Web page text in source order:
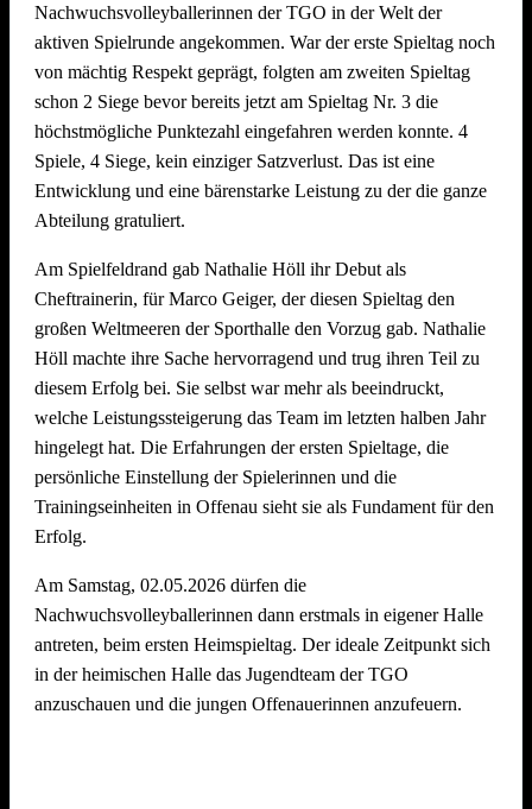
5.
Die drei Muscheltiere
Die Aperolis
7.
Strandkinder
8.
Die Gartenzwerge
9.
Auf die Mütze
10.
Knaller
11.
Die Heilige Dreifaltigkeit
Wir freuen uns schon jetzt auf den5. Offenauer
Beachvolleyball Cup Ende Juni 2027– und hoffen, euch
alle (wieder) auf dem Sand begrüßen zu dürfen!
Nachwuchsvolleyballerinnen der TGO in der Welt der
aktiven Spielrunde angekommen. War der erste Spieltag noch
von mächtig Respekt geprägt, folgten am zweiten Spieltag
schon 2 Siege bevor bereits jetzt am Spieltag Nr. 3 die
höchstmögliche Punktezahl eingefahren werden konnte. 4
Spiele, 4 Siege, kein einziger Satzverlust. Das ist eine
Entwicklung und eine bärenstarke Leistung zu der die ganze
Abteilung gratuliert.
Am Spielfeldrand gab Nathalie Höll ihr Debut als
Cheftrainerin, für Marco Geiger, der diesen Spieltag den
großen Weltmeeren der Sporthalle den Vorzug gab. Nathalie
Höll machte ihre Sache hervorragend und trug ihren Teil zu
diesem Erfolg bei. Sie selbst war mehr als beeindruckt,
welche Leistungssteigerung das Team im letzten halben Jahr
hingelegt hat. Die Erfahrungen der ersten Spieltage, die
persönliche Einstellung der Spielerinnen und die
Trainingseinheiten in Offenau sieht sie als Fundament für den
Erfolg.
Am Samstag, 02.05.2026 dürfen die
Nachwuchsvolleyballerinnen dann erstmals in eigener Halle
antreten, beim ersten Heimspieltag. Der ideale Zeitpunkt sich
in der heimischen Halle das Jugendteam der TGO
anzuschauen und die jungen Offenauerinnen anzufeuern.